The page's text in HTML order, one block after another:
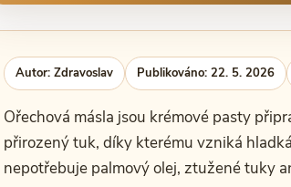
Autor: Zdravoslav Publikováno: 22. 5. 2026
Ořechová másla jsou krémové pasty
přirozený tuk, díky kterému vzniká
nepotřebuje palmový olej, ztužené tuky